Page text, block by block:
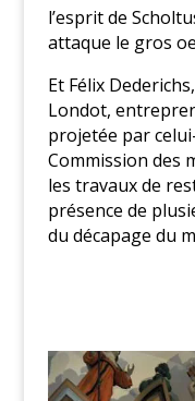
l’esprit de
attaque le gros
Et Félix
Londot,
projetée par
Commission des
les travaux de
présence de
du décapage du